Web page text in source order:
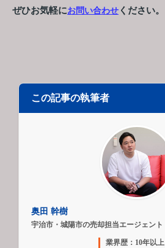
ぜひお気軽にお問い合わせ ください。
この記事の執筆者
奥田 幹樹
宇治市・城陽市の売却担当エージェント
業界歴：10年以上